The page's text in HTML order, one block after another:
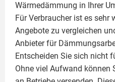
Wärmedämmung in Ihrer
Für Verbraucher ist es sehr
Angebote zu vergleichen
Anbieter für
Entscheiden Sie sich nicht
Ohne viel Aufwand können